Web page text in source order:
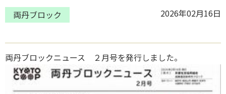
両丹ブロック 2026年02月16日
両丹ブロックニュース ２月号を発行しました。